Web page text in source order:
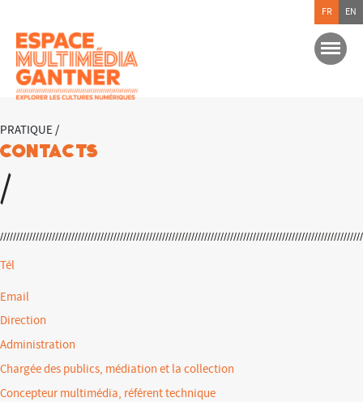
PRATIQUE /
Contacts
/
Tél
Email
Direction
Administration
Chargée des publics, médiation et la collection
Concepteur multimédia, référent technique
FR EN